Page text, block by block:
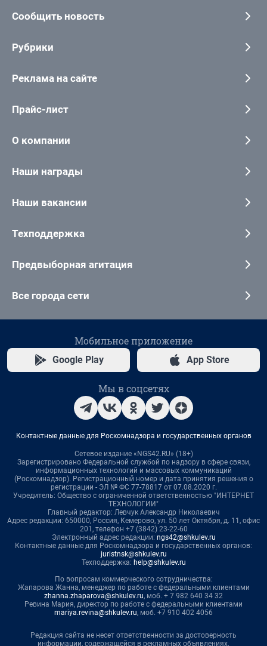
Сообщить новость
Рубрики
Реклама на сайте
Прайс-лист
О компании
Наши награды
Наши вакансии
Техподдержка
Предвыборная агитация
Все города сети
Мобильное приложение
Google Play App Store
Мы в соцсетях
Контактные данные для Роскомнадзора и государственных органов
Сетевое издание «NGS42.RU» (18+)
Зарегистрировано Федеральной службой по надзору в сфере связи,
информационных технологий и массовых коммуникаций
(Роскомнадзор). Регистрационный номер и дата принятия решения о
регистрации - ЭЛ № ФС 77-78817 от 07.08.2020 г.
Учредитель: Общество с ограниченной ответственностью "ИНТЕРНЕТ
ТЕХНОЛОГИИ"
Главный редактор: Левчук Александр Николаевич
Адрес редакции: 650000, Россия, Кемерово, ул. 50 лет Октября, д. 11, офис
201, телефон +7 (3842) 23-22-60
Электронный адрес редакции: ngs42@shkulev.ru
Контактные данные для Роскомнадзора и государственных органов:
juristnsk@shkulev.ru
Техподдержка: help@shkulev.ru
По вопросам коммерческого сотрудничества:
Жапарова Жанна, менеджер по работе с федеральными клиентами
zhanna.zhaparova@shkulev.ru, моб. + 7 982 640 34 32
Ревина Мария, директор по работе с федеральными клиентами
mariya.revina@shkulev.ru, моб. +7 910 402 4056
Редакция сайта не несет ответственности за достоверность
информации, содержащейся в рекламных объявлениях.